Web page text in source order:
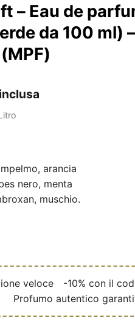
– Eau de
da 100 ml)
arancia
nero, menta
muschio.
veloce🎁 -10% con il
Profumo autentico
parfum mixte (flacon vert